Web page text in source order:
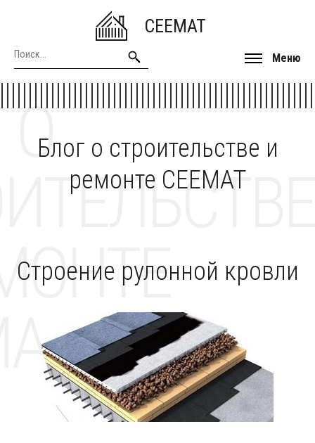
CEEMAT
Меню
Блог о строительстве и
ремонте CEEMAT
О
Строение рулонной кровли